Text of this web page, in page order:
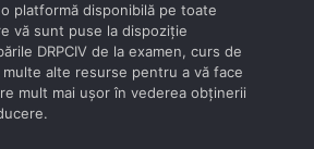
platformă disponibilă pe toate
vă sunt puse la dispoziţie
DRPCIV de la examen, curs de
alte resurse pentru a vă face
mult mai uşor în vederea obţinerii